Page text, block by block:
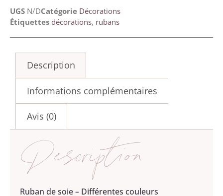
UGS N/DCatégorie Décorations
Étiquettes décorations, rubans
Description
Informations complémentaires
Avis (0)
Description
Ruban de soie – Différentes couleurs